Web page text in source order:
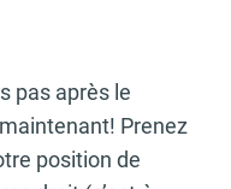
pas après le
Prenez
position de